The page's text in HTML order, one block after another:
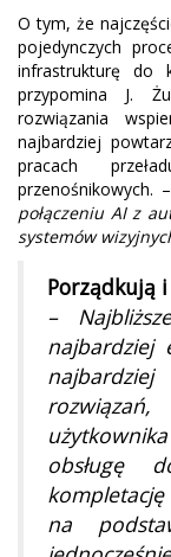
O tym, że
pojedynczych
infrastrukturę do
przypomina J.
rozwiązania
najbardziej
pracach
przenośnikowych. –
połączeniu AI z
systemów
Porządkują
–
najbardziej
obsługę
kompletację
na